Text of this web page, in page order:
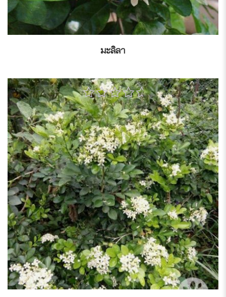
มะลิลา
0
out
of
5